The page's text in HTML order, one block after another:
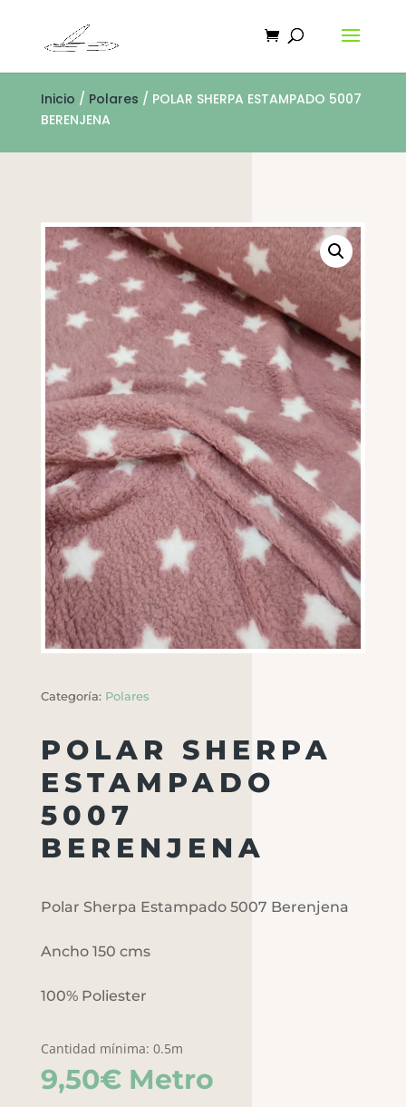
Inicio / Polares / POLAR SHERPA ESTAMPADO 5007
BERENJENA
Categoría: Polares
POLAR SHERPA
ESTAMPADO
5007
BERENJENA
Polar Sherpa Estampado 5007 Berenjena
Ancho 150 cms
100% Poliester
Cantidad mínima: 0.5m
9,50€ Metro